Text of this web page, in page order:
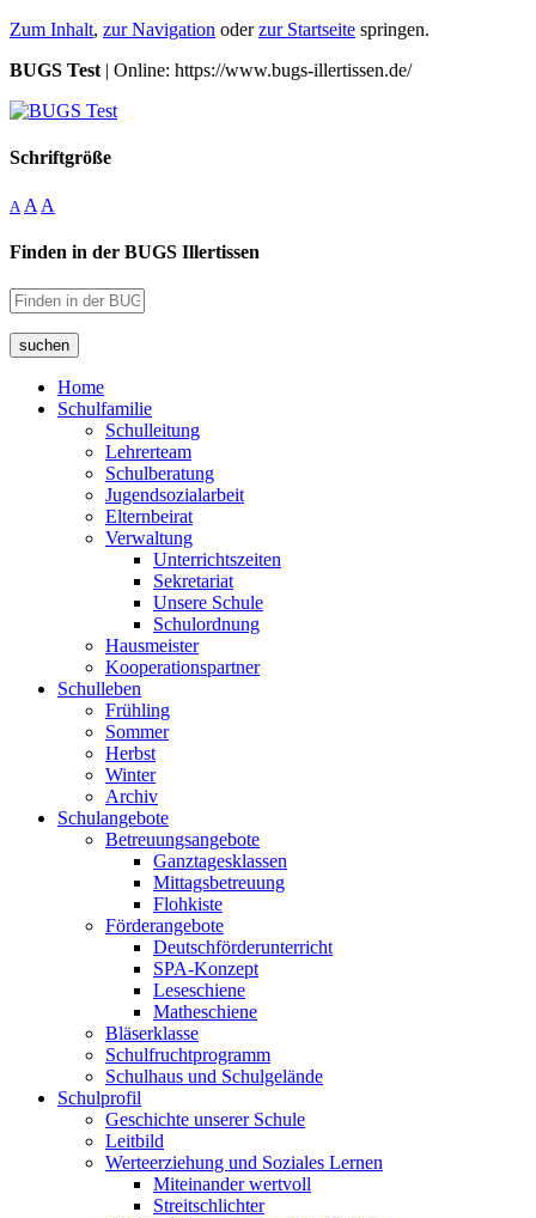
Zum Inhalt, zur Navigation oderzur Startseite springen.
BUGS Test | Online: https://www.bugs-illertissen.de/
Schriftgröße
A A A
Finden in der BUGS Illertissen
suchen
Home
Schulfamilie
Schulleitung
Lehrerteam
Schulberatung
Jugendsozialarbeit
Elternbeirat
Verwaltung
Unterrichtszeiten
Sekretariat
Unsere Schule
Schulordnung
Hausmeister
Kooperationspartner
Schulleben
Frühling
Sommer
Herbst
Winter
Archiv
Schulangebote
Betreuungsangebote
Ganztagesklassen
Mittagsbetreuung
Flohkiste
Förderangebote
Deutschförderunterricht
SPA-Konzept
Leseschiene
Matheschiene
Bläserklasse
Schulfruchtprogramm
Schulhaus und Schulgelände
Schulprofil
Geschichte unserer Schule
Leitbild
Werteerziehung und Soziales Lernen
Miteinander wertvoll
Streitschlichter